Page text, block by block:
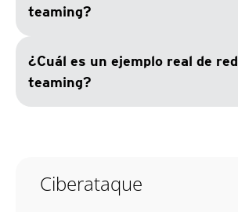
teaming?
¿Cuál es un ejemplo real de red
teaming?
Ciberataque